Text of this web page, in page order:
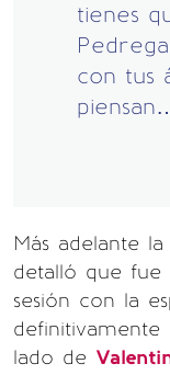
tienes
con tus
Más adelante
detalló que
sesión con la
lado de